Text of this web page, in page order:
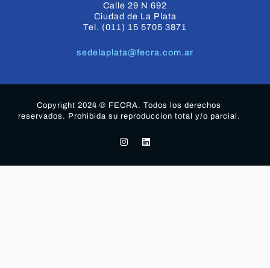
Calle 29 N 692
Ciudad de La Plata
Tel. (011) 15 5705 3871
sedelaplata@fecra.com.ar
Copyright 2024 © FECRA. Todos los derechos
reservados. Prohibida su reproduccion total y/o parcial.